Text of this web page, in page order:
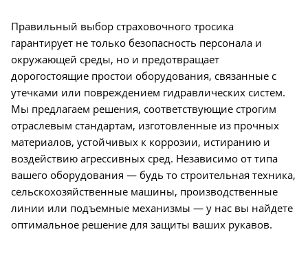
Правильный выбор страховочного тросика
гарантирует не только безопасность персонала и
окружающей среды, но и предотвращает
дорогостоящие простои оборудования, связанные с
утечками или повреждением гидравлических систем.
Мы предлагаем решения, соответствующие строгим
отраслевым стандартам, изготовленные из прочных
материалов, устойчивых к коррозии, истиранию и
воздействию агрессивных сред. Независимо от типа
вашего оборудования — будь то строительная техника,
сельскохозяйственные машины, производственные
линии или подъемные механизмы — у нас вы найдете
оптимальное решение для защиты ваших рукавов.